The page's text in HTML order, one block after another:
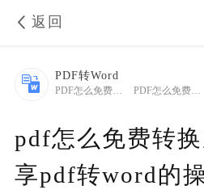
返回
PDF转Word
PDF怎么免费转换成Word文件
pdf怎么免费转
享pdf转word的